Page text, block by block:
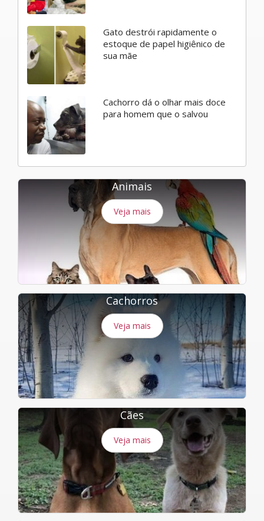
Gato destrói rapidamente o
estoque de papel higiênico de
sua mãe
Cachorro dá o olhar mais doce
para homem que o salvou
Animais
Veja mais
Cachorros
Veja mais
Cães
Veja mais